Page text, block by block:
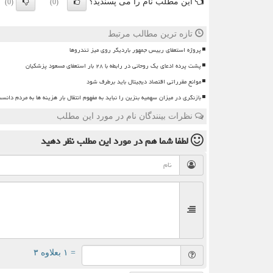
(0)
(0)
تازه ترین مطالب مرتبط
پروژه استعفای رییس جمهور باردیگر روی میز تندروها
پشت پرده ادعای یک روحانی در رابطه با ۲۸ بار استعفای مسعود پزشکیان
موانع مقرراتی اقتصاد دیجیتال باید برطرف شود
بازنگری در میزان سهمیه بنزین را نباید به مفهوم انتقال بار هزینه ها به مردم
نظرات بینندگان نام در مورد این مطلب
لطفا شما همدر مورد این مطلبنظر دهید
= ۱ بعلاوه ۳